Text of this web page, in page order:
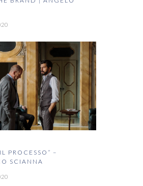
PROCESSO” –
SCIANNA